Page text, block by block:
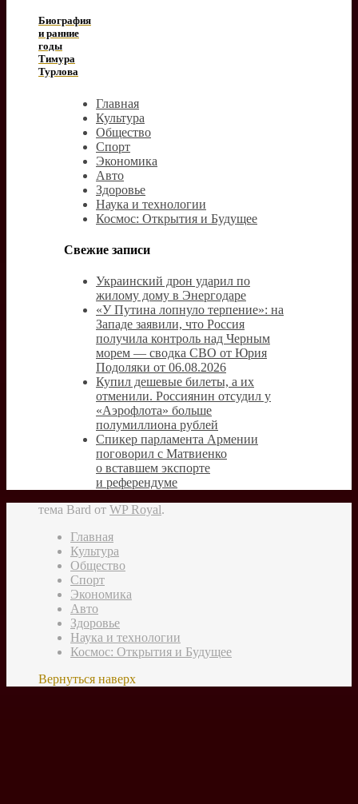
Биография
и ранние
годы
Тимура
Турлова
Главная
Культура
Общество
Спорт
Экономика
Авто
Здоровье
Наука и технологии
Космос: Открытия и Будущее
Свежие записи
Украинский дрон ударил по
жилому дому в Энергодаре
«У Путина лопнуло терпение»: на
Западе заявили, что Россия
получила контроль над Черным
морем — сводка СВО от Юрия
Подоляки от 06.08.2026
Купил дешевые билеты, а их
отменили. Россиянин отсудил у
«Аэрофлота» больше
полумиллиона рублей
Спикер парламента Армении
поговорил с Матвиенко
о вставшем экспорте
и референдуме
тема Bard от WP Royal.
Главная
Культура
Общество
Спорт
Экономика
Авто
Здоровье
Наука и технологии
Космос: Открытия и Будущее
Вернуться наверх